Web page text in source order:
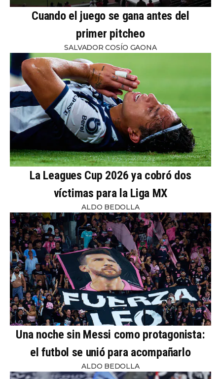
Cuando el juego se gana antes del
primer pitcheo
SALVADOR COSÍO GAONA
La Leagues Cup 2026 ya cobró dos
víctimas para la Liga MX
ALDO BEDOLLA
Una noche sin Messi como protagonista:
el futbol se unió para acompañarlo
ALDO BEDOLLA